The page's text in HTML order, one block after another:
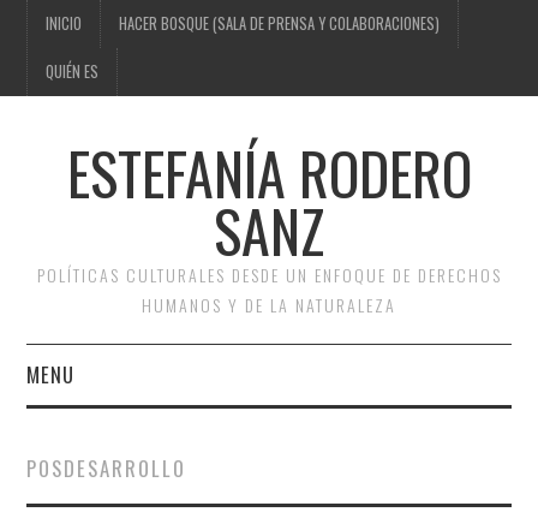
INICIO HACER BOSQUE (SALA DE PRENSA Y COLABORACIONES)
QUIÉN ES
ESTEFANÍA RODERO
SANZ
POLÍTICAS CULTURALES DESDE UN ENFOQUE DE DERECHOS
HUMANOS Y DE LA NATURALEZA
MENU
HACER BOSQUE (SALA DE
POSDESARROLLO